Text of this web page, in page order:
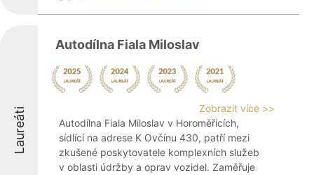
Laureáti
Autodílna Fiala Miloslav
Zobrazit více >>
Autodílna Fiala Miloslav v Horoměřicích,
sídlící na adrese K Ovčínu 430, patří mezi
zkušené poskytovatele komplexních služeb
v oblasti údržby a oprav vozidel. Zaměřuje